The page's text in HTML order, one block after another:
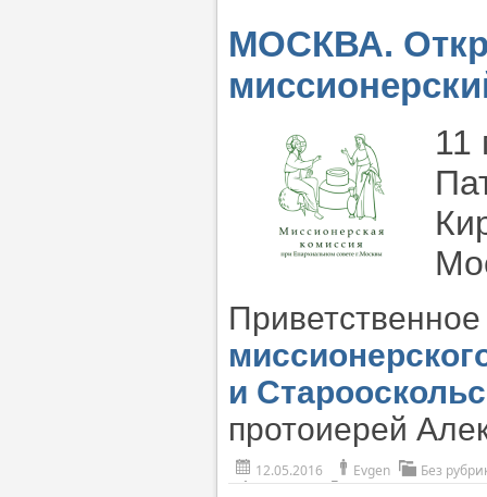
МОСКВА.
11
и
протоиерей
12.05.2016 Evgen Без